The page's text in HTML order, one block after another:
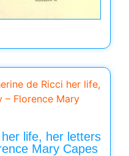
de Ricci her life,
– Florence Mary
life, her letters
Mary Capes